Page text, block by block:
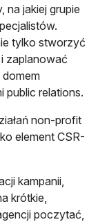
na jakiej grupie
tylko stworzyć
zaplanować
domem
public relations.
non-profit
element CSR-
kampanii,
krótkie,
poczytać,